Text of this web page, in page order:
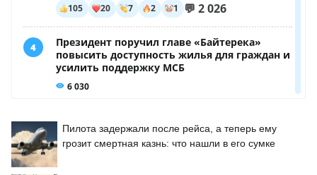
Пилота задержали после рейса, а теперь ему
грозит смертная казнь: что нашли в его сумке